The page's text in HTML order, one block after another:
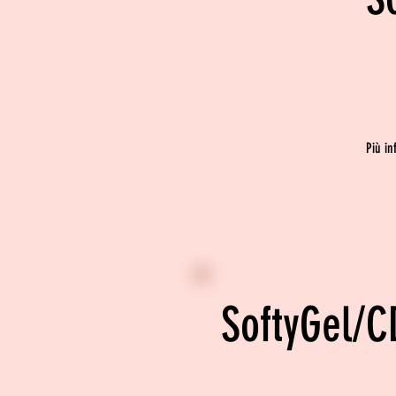
Più
SoftyGel/